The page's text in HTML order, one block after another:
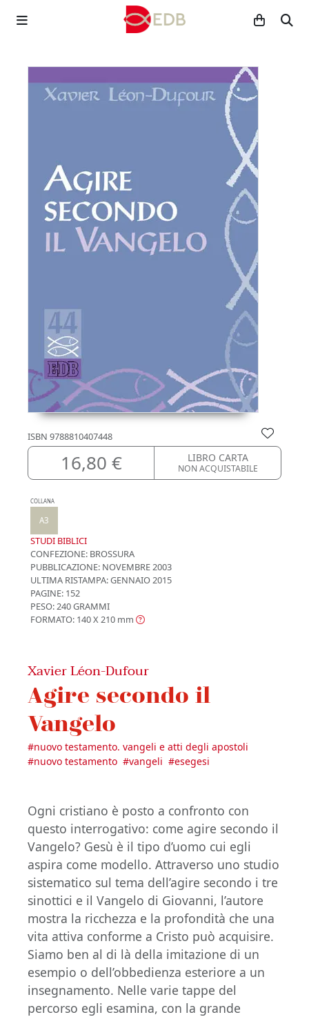
ISBN 9788810407448
16,80 € LIBRO CARTA
NON ACQUISTABILE
COLLANA
A3
STUDI BIBLICI
CONFEZIONE: BROSSURA
PUBBLICAZIONE: NOVEMBRE 2003
ULTIMA RISTAMPA:GENNAIO 2015
PAGINE: 152
PESO: 240 GRAMMI
FORMATO: 140 X 210 mm
Xavier Léon-Dufour
Agire secondo il
Vangelo
#nuovo testamento. vangeli e atti degli apostoli
#nuovo testamento #vangeli #esegesi
Ogni cristiano è posto a confronto con
questo interrogativo: come agire secondo il
Vangelo? Gesù è il tipo d’uomo cui egli
aspira come modello. Attraverso uno studio
sistematico sul tema dell’agire secondo i tre
sinottici e il Vangelo di Giovanni, l’autore
mostra la ricchezza e la profondità che una
vita attiva conforme a Cristo può acquisire.
Siamo ben al di là della imitazione di un
esempio o dell’obbedienza esteriore a un
insegnamento. Nelle varie tappe del
percorso egli esamina, con la grande